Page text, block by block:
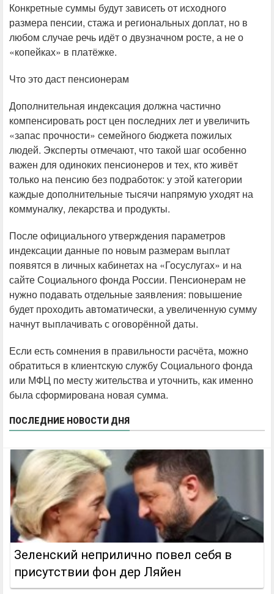
Конкретные суммы будут зависеть от исходного
размера пенсии, стажа и региональных доплат, но в
любом случае речь идёт о двузначном росте, а не о
«копейках» в платёжке.
Что это даст пенсионерам
Дополнительная индексация должна частично
компенсировать рост цен последних лет и увеличить
«запас прочности» семейного бюджета пожилых
людей. Эксперты отмечают, что такой шаг особенно
важен для одиноких пенсионеров и тех, кто живёт
только на пенсию без подработок: у этой категории
каждые дополнительные тысячи напрямую уходят на
коммуналку, лекарства и продукты.
После официального утверждения параметров
индексации данные по новым размерам выплат
появятся в личных кабинетах на «Госуслугах» и на
сайте Социального фонда России. Пенсионерам не
нужно подавать отдельные заявления: повышение
будет проходить автоматически, а увеличенную сумму
начнут выплачивать с оговорённой даты.
Если есть сомнения в правильности расчёта, можно
обратиться в клиентскую службу Социального фонда
или МФЦ по месту жительства и уточнить, как именно
была сформирована новая сумма.
ПОСЛЕДНИЕ НОВОСТИ ДНЯ
Зеленский неприлично повел cебя в
присутствии фон дер Ляйен